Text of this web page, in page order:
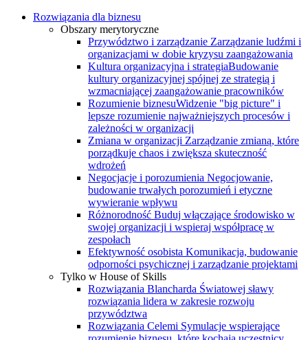
Rozwiązania dla biznesu
Obszary merytoryczne
Przywództwo i zarządzanie Zarządzanie ludźmi i
organizacjami w dobie kryzysu zaangażowania
Kultura organizacyjna i strategiaBudowanie
kultury organizacyjnej spójnej ze strategią i
wzmacniającej zaangażowanie pracowników
Rozumienie biznesuWidzenie "big picture" i
lepsze rozumienie najważniejszych procesów i
zależności w organizacji
Zmiana w organizacji Zarządzanie zmianą, które
porządkuje chaos i zwiększa skuteczność
wdrożeń
Negocjacje i porozumienia Negocjowanie,
budowanie trwałych porozumień i etyczne
wywieranie wpływu
Różnorodność Buduj włączające środowisko w
swojej organizacji i wspieraj współpracę w
zespołach
Efektywność osobista Komunikacja, budowanie
odporności psychicznej i zarządzanie projektami
Tylko w House of Skills
Rozwiązania Blancharda Światowej sławy
rozwiązania lidera w zakresie rozwoju
przywództwa
Rozwiązania Celemi Symulacje wspierające